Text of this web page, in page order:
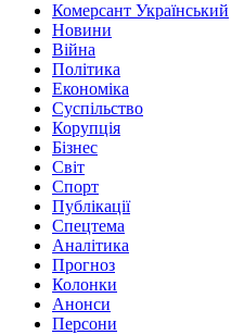
Комерсант Український
Новини
Війна
Політика
Економіка
Суспільство
Корупція
Бізнес
Світ
Спорт
Публікації
Спецтема
Аналітика
Прогноз
Колонки
Анонси
Персони